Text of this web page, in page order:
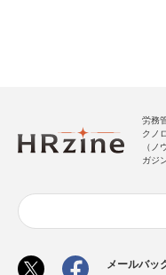
労務
クノ
（
ガジ
メールバッ